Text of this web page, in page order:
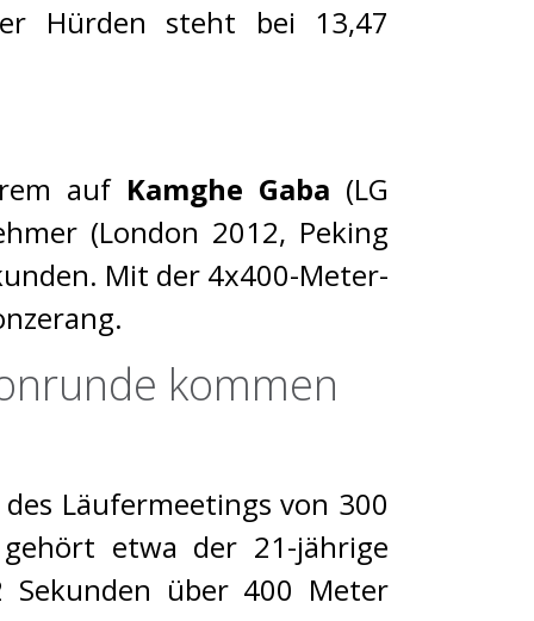
Hürden steht bei 13,47
auf Kamghe Gaba (LG
(London 2012, Peking
Mit der 4x400-Meter-
kommen
Läufermeetings von 300
etwa der 21-jährige
über 400 Meter